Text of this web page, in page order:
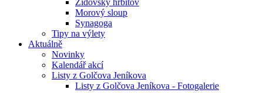
Židovský hřbitov
Morový sloup
Synagoga
Tipy na výlety
Aktuálně
Novinky
Kalendář akcí
Listy z Golčova Jeníkova
Listy z Golčova Jeníkova - Fotogalerie